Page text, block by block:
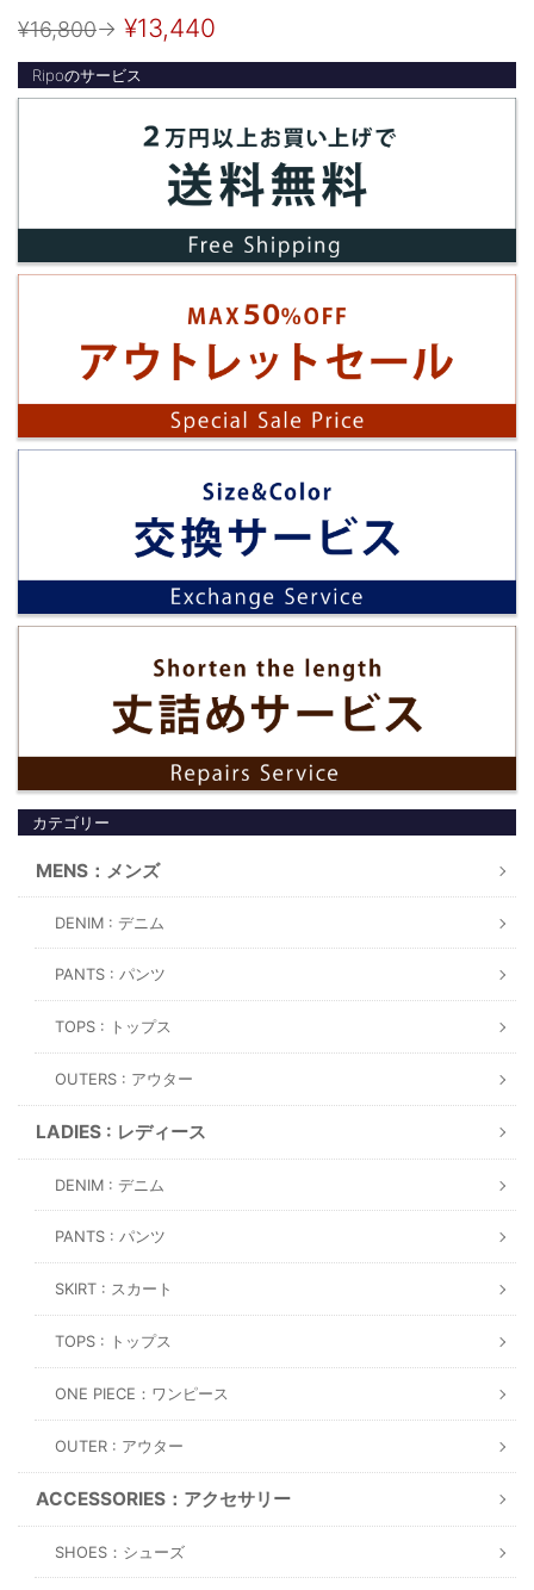
¥16,800→ ¥13,440
Ripoのサービス
カテゴリー
MENS：メンズ
DENIM : デニム
PANTS : パンツ
TOPS : トップス
OUTERS : アウター
LADIES : レディース
DENIM : デニム
PANTS : パンツ
SKIRT : スカート
TOPS : トップス
ONE PIECE：ワンピース
OUTER : アウター
ACCESSORIES：アクセサリー
SHOES：シューズ